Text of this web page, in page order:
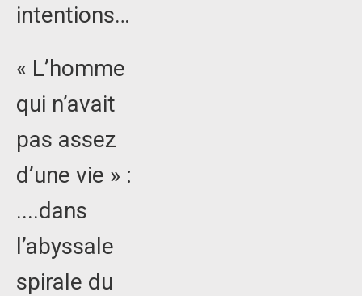
intentions…
« L’homme
qui n’avait
pas assez
d’une vie » :
....dans
l’abyssale
spirale du